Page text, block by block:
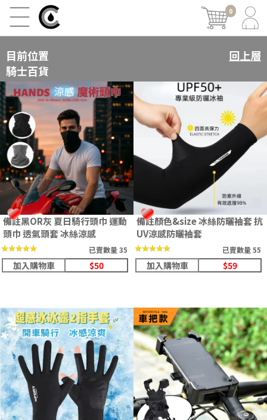
0
目前位置
騎士百貨
回上層
備註黑OR灰 夏日騎行頭巾 運動
頭巾 透氣頭套 冰絲涼感
★★★★★
★★★★★ 已賣數量 35
加入購物車 $50
備註顏色&size 冰絲防曬袖套 抗
UV涼感防曬袖套
★★★★★
★★★★★ 已賣數量 55
加入購物車 $59